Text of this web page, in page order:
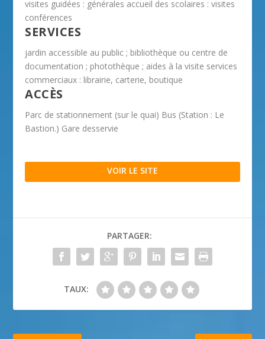
visites guidées : générales accueil des scolaires : visites
conférences
SERVICES
jardin accessible au public ; bibliothèque ou centre de
documentation ; photothèque ; aides à la visite services
commerciaux : librairie, carterie, boutique
ACCÈS
Parc de stationnement (sur le quai) Bus (Station : Le
Bastion.) Gare desservie
VOIR LE SITE
PARTAGER:
TAUX: